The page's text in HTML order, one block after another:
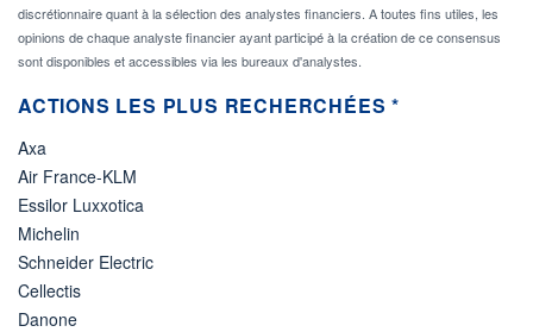
discrétionnaire quant à la sélection des analystes financiers. A toutes fins utiles, les
opinions de chaque analyste financier ayant participé à la création de ce consensus
sont disponibles et accessibles via les bureaux d'analystes.
ACTIONS LES PLUS RECHERCHÉES *
Axa
Air France-KLM
Essilor Luxxotica
Michelin
Schneider Electric
Cellectis
Danone